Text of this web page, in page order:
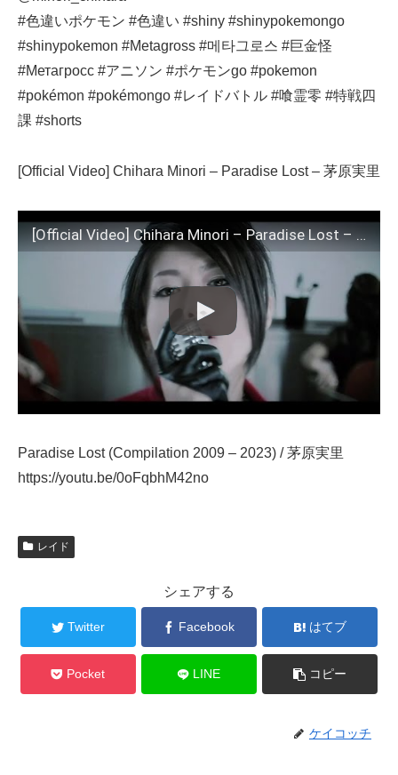
#色違いポケモン #色違い #shiny #shinypokemongo
#shinypokemon #Metagross #메타그로스 #巨金怪
#Метагросс #アニソン #ポケモンgo #pokemon
#pokémon #pokémongo #レイドバトル #喰霊零 #特戦四
課 #shorts
[Official Video] Chihara Minori – Paradise Lost – 茅原実里
[Official Video] Chihara Minori – Paradise Lost – 茅原実里
Paradise Lost (Compilation 2009 – 2023) / 茅原実里
https://youtu.be/0oFqbhM42no
レイド
シェアする
Twitter Facebook はてブ
Pocket LINE コピー
ケイコッチ